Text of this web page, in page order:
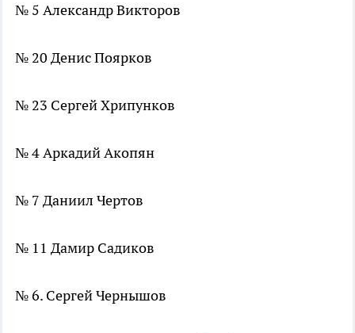
№ 5 Александр Викторов
№ 20 Денис Поярков
№ 23 Сергей Хрипунков
№ 4 Аркадий Акопян
№ 7 Даниил Чертов
№ 11 Дамир Садиков
№ 6. Сергей Чернышов